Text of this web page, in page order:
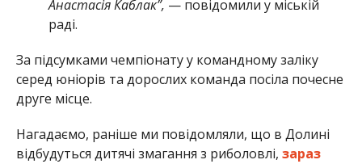
Анастасія Каблак”, — повідомили у міській
раді.
За підсумками чемпіонату у командному заліку
серед юніорів та дорослих команда посіла почесне
друге місце.
Нагадаємо, раніше ми повідомляли, що в Долині
відбудуться дитячі змагання з риболовлі, зараз